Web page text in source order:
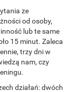
ze
od osoby,
lub te same
15 minut. Zaleca
trzy dni w
nam, czy
działań: dwóch